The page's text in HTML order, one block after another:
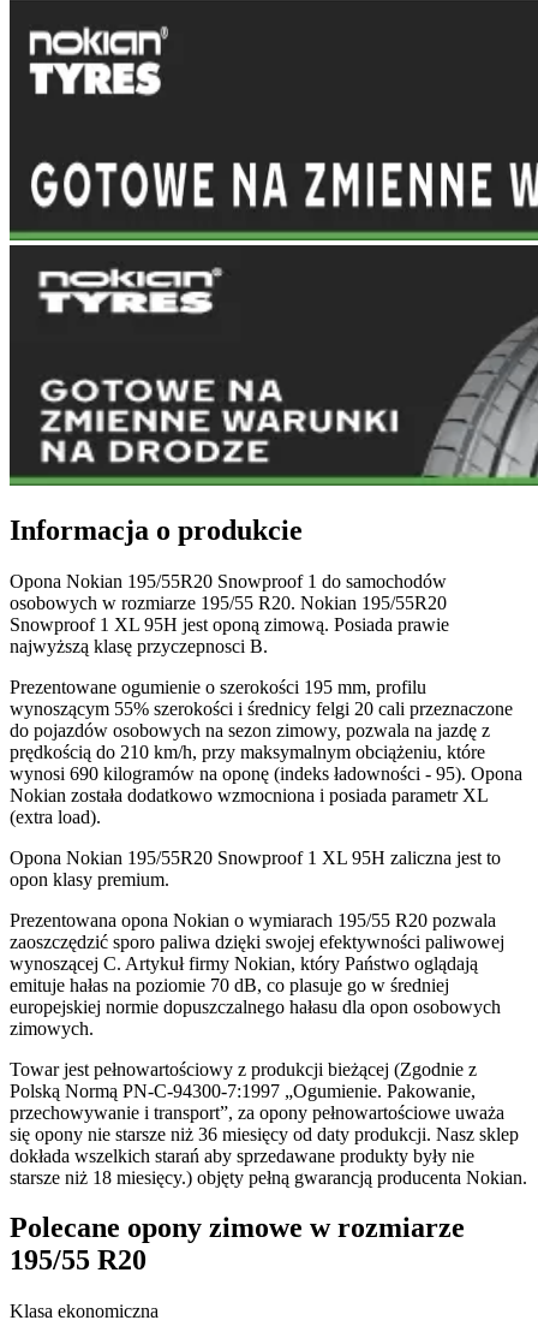
Informacja o produkcie
Opona Nokian 195/55R20 Snowproof 1 do samochodów
osobowych w rozmiarze 195/55 R20. Nokian 195/55R20
Snowproof 1 XL 95H jest oponą zimową. Posiada prawie
najwyższą klasę przyczepnosci B.
Prezentowane ogumienie o szerokości 195 mm, profilu
wynoszącym 55% szerokości i średnicy felgi 20 cali przeznaczone
do pojazdów osobowych na sezon zimowy, pozwala na jazdę z
prędkością do 210 km/h, przy maksymalnym obciążeniu, które
wynosi 690 kilogramów na oponę (indeks ładowności - 95). Opona
Nokian została dodatkowo wzmocniona i posiada parametr XL
(extra load).
Opona Nokian 195/55R20 Snowproof 1 XL 95H zaliczna jest to
opon klasy premium.
Prezentowana opona Nokian o wymiarach 195/55 R20 pozwala
zaoszczędzić sporo paliwa dzięki swojej efektywności paliwowej
wynoszącej C. Artykuł firmy Nokian, który Państwo oglądają
emituje hałas na poziomie 70 dB, co plasuje go w średniej
europejskiej normie dopuszczalnego hałasu dla opon osobowych
zimowych.
Towar jest pełnowartościowy z produkcji bieżącej (Zgodnie z
Polską Normą PN-C-94300-7:1997 „Ogumienie. Pakowanie,
przechowywanie i transport”, za opony pełnowartościowe uważa
się opony nie starsze niż 36 miesięcy od daty produkcji. Nasz sklep
dokłada wszelkich starań aby sprzedawane produkty były nie
starsze niż 18 miesięcy.) objęty pełną gwarancją producenta Nokian.
Polecane opony zimowe w rozmiarze
195/55 R20
Klasa ekonomiczna